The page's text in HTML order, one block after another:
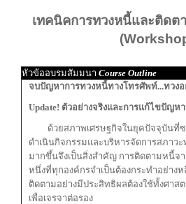
เทคนิคการทวงหนี้และติดต
หัวข้ออบรมสัมมนา Course Outline
จบปัญหาการทวงหนี้ทางโทรศัพท์...ทวงอ
Update! ตัวอย่างจริงและการแก้ไขปัญ
ด้วยสภาพเศรษฐกิจในยุคปัจจุบันที่ซ
ดำเนินกิจกรรมและบริหารจัดการสภาวะ
มากขึ้นจึงเป็นสิ่งสำคัญ การติดตามหนี้จ
หนึ่งที่ทุกองค์กรจำเป็นต้องกระทำอย่างห
ติดตามอย่างมีประสิทธิผลต้องใช้ทั้งศาส
เพื่อเจรจาต่อรอง